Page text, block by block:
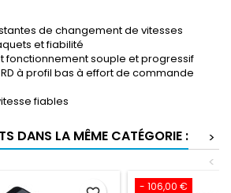
de changement de vitesses
et fiabilité
fonctionnement souple et progressif
RD à profil bas à effort de commande
fiables
DANS LA MÊME CATÉGORIE :
>
<
- 106,00 €